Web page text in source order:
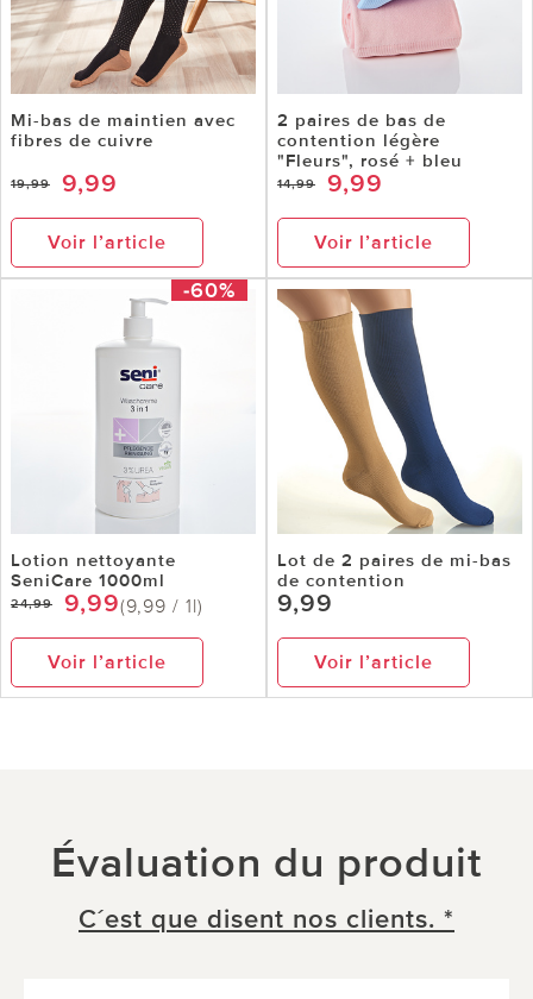
Mi-bas de maintien avec
fibres de cuivre
19,99 9,99
Voir l’article
2 paires de bas de
contention légère
"Fleurs", rosé + bleu
14,99 9,99
Voir l’article
-60%
Lotion nettoyante
SeniCare 1000ml
24,99 9,99(9,99 / 1l)
Voir l’article
Lot de 2 paires de mi-bas
de contention
9,99
Voir l’article
Évaluation du produit
C´est que disent nos clients. *